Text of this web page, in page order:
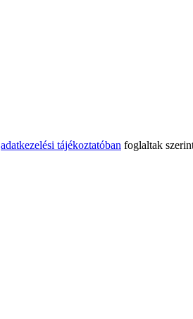
adatkezelési tájékoztatóban foglaltak